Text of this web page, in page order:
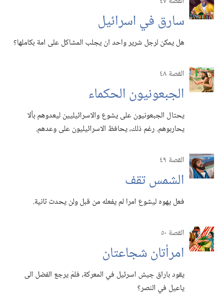
سارق في اسرائيل
هل يمكن لرجل شرير واحد ان يجلب المشاكل على امة بكاملها؟‏
القصة ٤٨
الجبعونيون الحكماء
يحتال الجبعونيون على يشوع والاسرائيليين ليعدوهم بألا
يحاربوهم.‏ رغم ذلك،‏ يحافظ الاسرائيليون على وعدهم.‏
القصة ٤٩
الشمس تقف
فعل يهوه ليشوع امرا لم يفعله من قبل ولن يحدث ثانية.‏
القصة ٥٠
امرأتان شجاعتان
يقود باراق جيش اسرئيل في المعركة،‏ فلمَ يرجع الفضل الى
ياعيل في النصر؟‏